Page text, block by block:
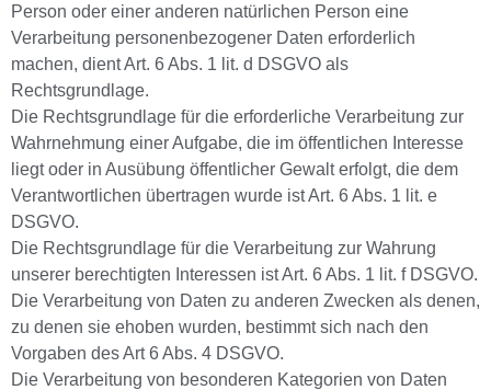
Person oder einer anderen natürlichen Person eine
Verarbeitung personenbezogener Daten erforderlich
machen, dient Art. 6 Abs. 1 lit. d DSGVO als
Rechtsgrundlage.
Die Rechtsgrundlage für die erforderliche Verarbeitung zur
Wahrnehmung einer Aufgabe, die im öffentlichen Interesse
liegt oder in Ausübung öffentlicher Gewalt erfolgt, die dem
Verantwortlichen übertragen wurde ist Art. 6 Abs. 1 lit. e
DSGVO.
Die Rechtsgrundlage für die Verarbeitung zur Wahrung
unserer berechtigten Interessen ist Art. 6 Abs. 1 lit. f DSGVO.
Die Verarbeitung von Daten zu anderen Zwecken als denen,
zu denen sie ehoben wurden, bestimmt sich nach den
Vorgaben des Art 6 Abs. 4 DSGVO.
Die Verarbeitung von besonderen Kategorien von Daten